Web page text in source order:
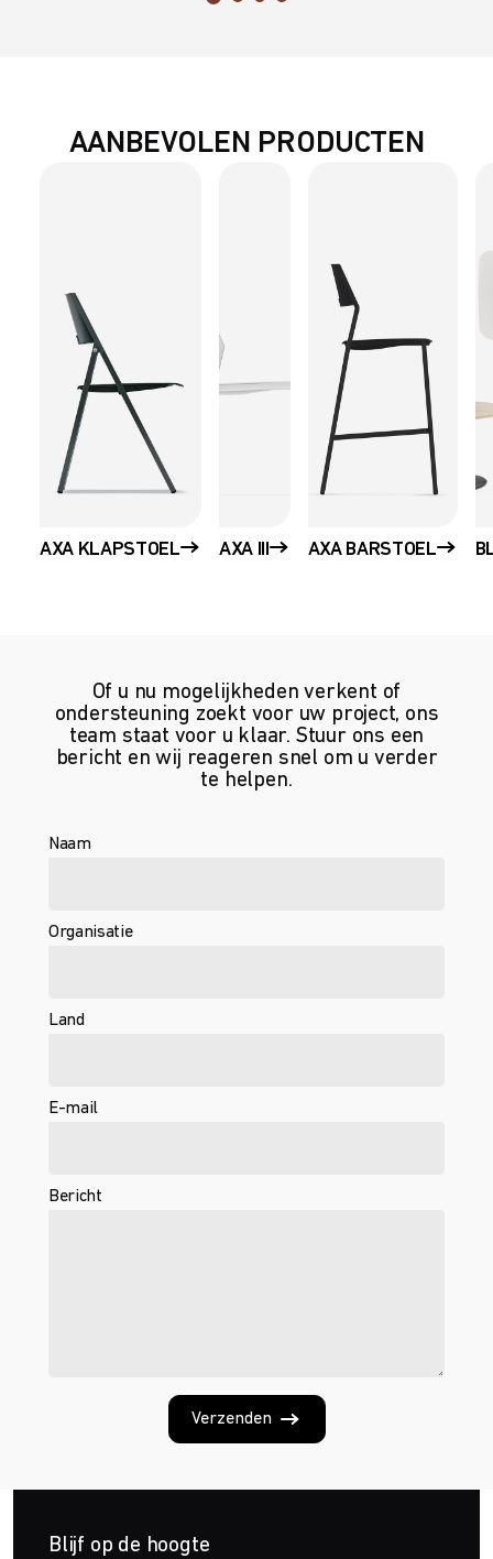
AANBEVOLEN PRODUCTEN
AXA KLAPSTOEL AXA III AXA BARSTOEL
Of u nu mogelijkheden verkent of
ondersteuning zoekt voor uw project, ons
team staat voor u klaar. Stuur ons een
bericht en wij reageren snel om u verder
te helpen.
Naam
Organisatie
Land
E-mail
Bericht
Verzenden
Blijf op de hoogte